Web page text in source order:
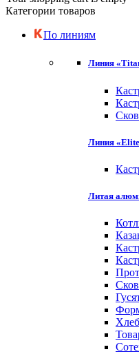
Категории товаров
По линиям
Линия
Линия
Литая